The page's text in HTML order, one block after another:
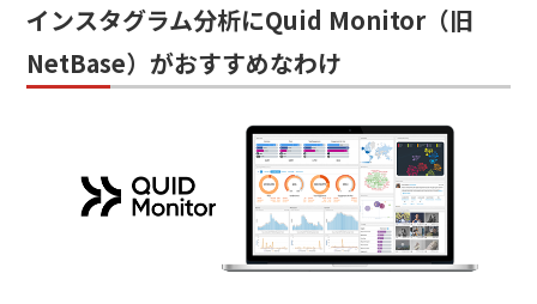
インスタグラム分析にQuid Monitor（旧
NetBase）がおすすめなわけ